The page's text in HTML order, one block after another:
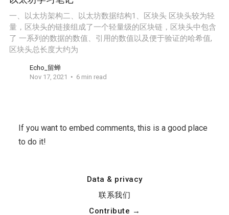
一、以太坊架构二、以太坊数据结构1、区块头 区块头较为轻
量，区块头的链接组成了一个轻量级的区块链，区块头中包含
了 一系列的数据的数值、引用的数值以及便于验证的哈希值,
区块头总长度大约为
Echo_留蝉
Nov 17, 2021
6 min read
If you want to embed comments, this is a good place
to do it!
Data & privacy
联系我们
Contribute →